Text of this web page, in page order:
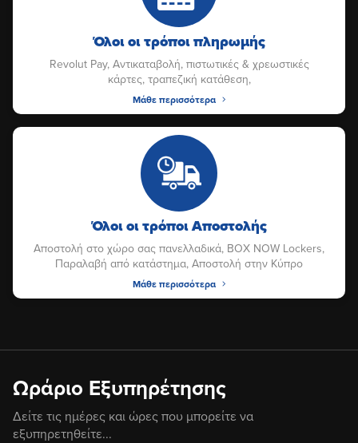
Όλοι οι τρόποι πληρωμής
Revolut Pay, Αντικαταβολή, πιστωτικές & χρεωστικές
κάρτες, τραπεζική κατάθεση,
Μάθε περισσότερα
Όλοι οι τρόποι Αποστολής
Αποστολή στο χώρο σας πανελλαδικά, BOX NOW Lockers,
Παραλαβή από κατάστημα, Αποστολή στην Κύπρο
Μάθε περισσότερα
Ωράριο Εξυπηρέτησης
Δείτε τις ημέρες και ώρες που μπορείτε να
εξυπηρετηθείτε...